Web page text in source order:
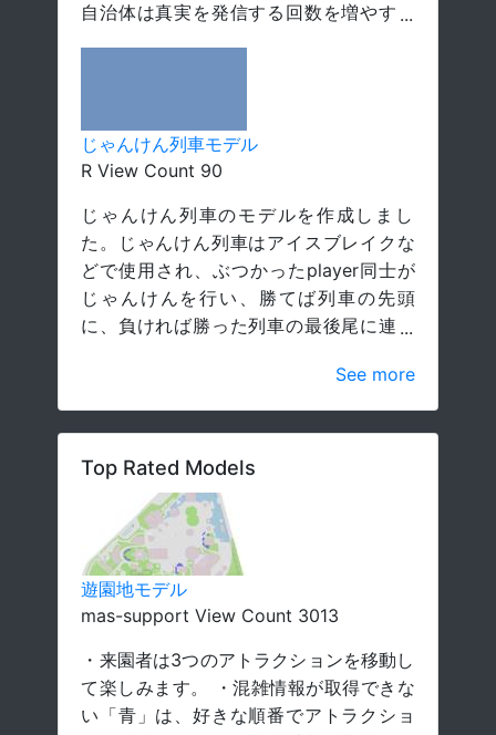
自治体は真実を発信する回数を増やすべ
じゃんけん列車モデル
R View Count 90
じゃんけん列車のモデルを作成しまし
た。じゃんけん列車はアイスブレイクな
どで使用され、ぶつかったplayer同士が
じゃんけんを行い、勝てば列車の先頭
に、負ければ勝った列車の最後尾に連結
色が列車の先頭、青色がじゃんけんに負
けたplayer、三角がグーのみを出すplaye
rを表しています。必ずグーを出すエージ
ェントがモデルにどのような影響が出る
のかを実験します。
See more
Top Rated Models
遊園地モデル
mas-support View Count 3013
・来園者は3つのアトラクションを移動し
て楽しみます。 ・混雑情報が取得できな
い「青」は、好きな順番でアトラクショ